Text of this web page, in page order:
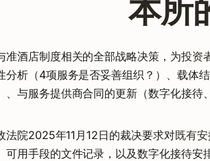
本所
准酒店制度相关的全部战略决策，为投资
分析（4项服务是否妥善组织？）、载体
、与服务提供商合同的更新（数字化接待
法院2025年11月12日的裁决要求对既有
可用手段的文件记录，以及数字化接待安